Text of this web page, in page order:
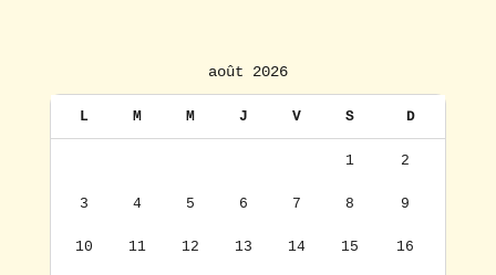
août 2026
L M M J V S D
1 2
3 4 5 6 7 8 9
10 11 12 13 14 15 16